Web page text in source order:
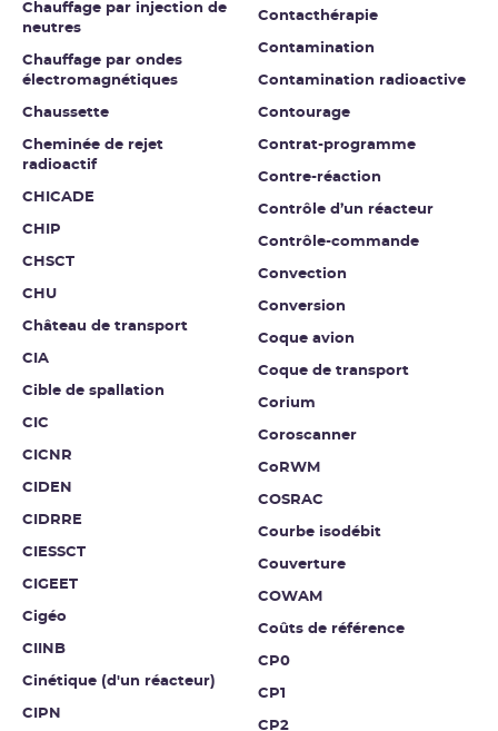
Chauffage par injection de
neutres
Chauffage par ondes
électromagnétiques
Chaussette
Cheminée de rejet
radioactif
CHICADE
CHIP
CHSCT
CHU
Château de transport
CIA
Cible de spallation
CIC
CICNR
CIDEN
CIDRRE
CIESSCT
CIGEET
Cigéo
CIINB
Cinétique (d'un réacteur)
CIPN
Contacthérapie
Contamination
Contamination radioactive
Contourage
Contrat-programme
Contre-réaction
Contrôle d’un réacteur
Contrôle-commande
Convection
Conversion
Coque avion
Coque de transport
Corium
Coroscanner
CoRWM
COSRAC
Courbe isodébit
Couverture
COWAM
Coûts de référence
CP0
CP1
CP2